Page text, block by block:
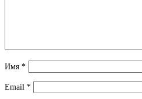
Имя *
Email *